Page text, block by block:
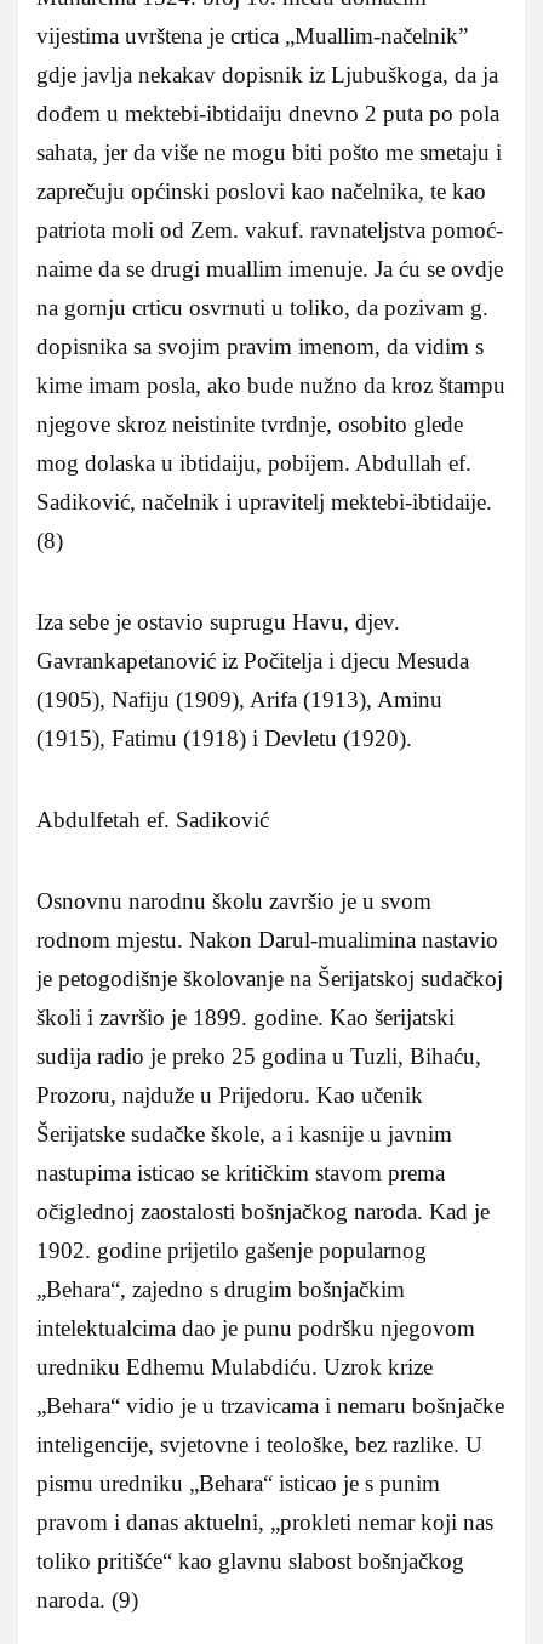
vijestima uvrštena je crtica „Muallim-načelnik”
gdje javlja nekakav dopisnik iz Ljubuškoga, da ja
dođem u mektebi-ibtidaiju dnevno 2 puta po pola
sahata, jer da više ne mogu biti pošto me smetaju i
zaprečuju općinski poslovi kao načelnika, te kao
patriota moli od Zem. vakuf. ravnateljstva pomoć-
naime da se drugi muallim imenuje. Ja ću se ovdje
na gornju crticu osvrnuti u toliko, da pozivam g.
dopisnika sa svojim pravim imenom, da vidim s
kime imam posla, ako bude nužno da kroz štampu
njegove skroz neistinite tvrdnje, osobito glede
mog dolaska u ibtidaiju, pobijem. Abdullah ef.
Sadiković, načelnik i upravitelj mektebi-ibtidaije.
(8)
Iza sebe je ostavio suprugu Havu, djev.
Gavrankapetanović iz Počitelja i djecu Mesuda
(1905), Nafiju (1909), Arifa (1913), Aminu
(1915), Fatimu (1918) i Devletu (1920).
Abdulfetah ef. Sadiković
Osnovnu narodnu školu završio je u svom
rodnom mjestu. Nakon Darul-mualimina nastavio
je petogodišnje školovanje na Šerijatskoj sudačkoj
školi i završio je 1899. godine. Kao šerijatski
sudija radio je preko 25 godina u Tuzli, Bihaću,
Prozoru, najduže u Prijedoru. Kao učenik
Šerijatske sudačke škole, a i kasnije u javnim
nastupima isticao se kritičkim stavom prema
očiglednoj zaostalosti bošnjačkog naroda. Kad je
1902. godine prijetilo gašenje popularnog
„Behara“, zajedno s drugim bošnjačkim
intelektualcima dao je punu podršku njegovom
uredniku Edhemu Mulabdiću. Uzrok krize
„Behara“ vidio je u trzavicama i nemaru bošnjačke
inteligencije, svjetovne i teološke, bez razlike. U
pismu uredniku „Behara“ isticao je s punim
pravom i danas aktuelni, „prokleti nemar koji nas
toliko pritišće“ kao glavnu slabost bošnjačkog
naroda. (9)